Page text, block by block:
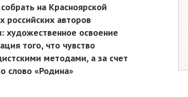
на Красноярской
российских авторов
художественное освоение
того, что чувство
методами, а за счет
слово «Родина»